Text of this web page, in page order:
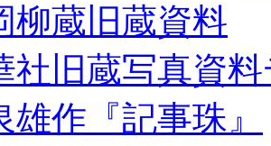
柳蔵旧蔵資料
社旧蔵写真資
雄作『記事珠』